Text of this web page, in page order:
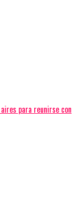
para reunirse con